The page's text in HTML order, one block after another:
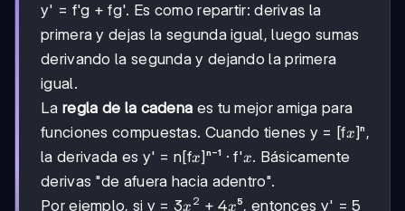
y' = f'g + fg'. Es como repartir: derivas la
primera y dejas la segunda igual, luego sumas
derivando la segunda y dejando la primera
igual.
La regla de la cadena es tu mejor amiga para
funciones compuestas. Cuando tienes y = [fx
x]ⁿ,
la derivada es y' = n[fx
x]ⁿ⁻¹ · f'x
x. Básicamente
derivas "de afuera hacia adentro".
Por ejemplo, si y = 3x²
3x 2 + 4x⁵, entonces y' = 5